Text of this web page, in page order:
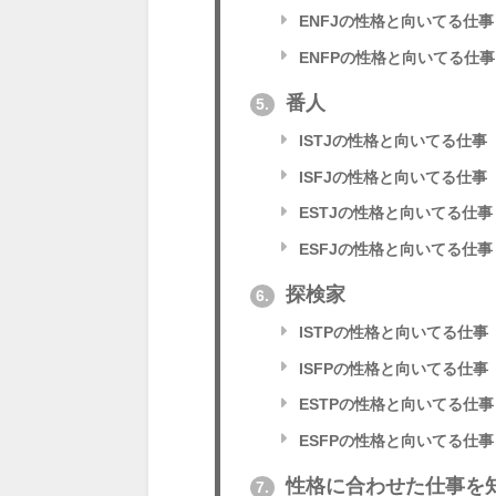
ENFJの性格と向いてる仕事
ENFPの性格と向いてる仕事
5. 番人
ISTJの性格と向いてる仕事
ISFJの性格と向いてる仕事
ESTJの性格と向いてる仕事
ESFJの性格と向いてる仕事
6. 探検家
ISTPの性格と向いてる仕事
ISFPの性格と向いてる仕事
ESTPの性格と向いてる仕事
ESFPの性格と向いてる仕事
7. 性格に合わせた仕事を